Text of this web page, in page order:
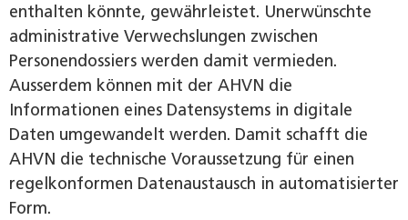
enthalten könnte, gewährleistet. Unerwünschte
administrative Verwechslungen zwischen
Personendossiers werden damit vermieden.
Ausserdem können mit der AHVN die
Informationen eines Datensystems in digitale
Daten umgewandelt werden. Damit schafft die
AHVN die technische Voraussetzung für einen
regelkonformen Datenaustausch in automatisierter
Form.